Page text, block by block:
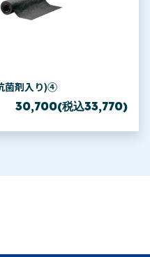
菌剤入り)④
30,700(税込33,770)